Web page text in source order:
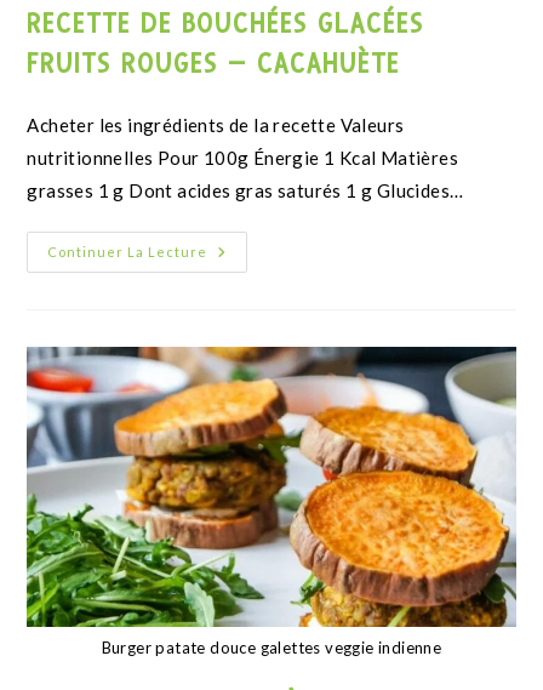
Biscuit noel Farine d'amande
AUX ÉPICES
Recette approuvée par Aboné O Bio !
Continuer La Lecture
fond de tarte vide